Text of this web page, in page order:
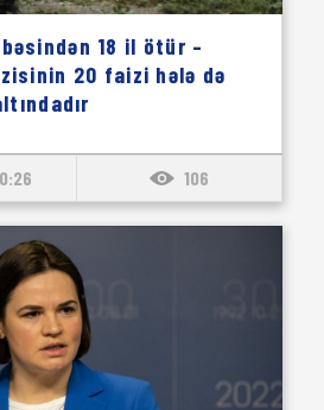
18 il ötür –
20 faizi hələ də
106